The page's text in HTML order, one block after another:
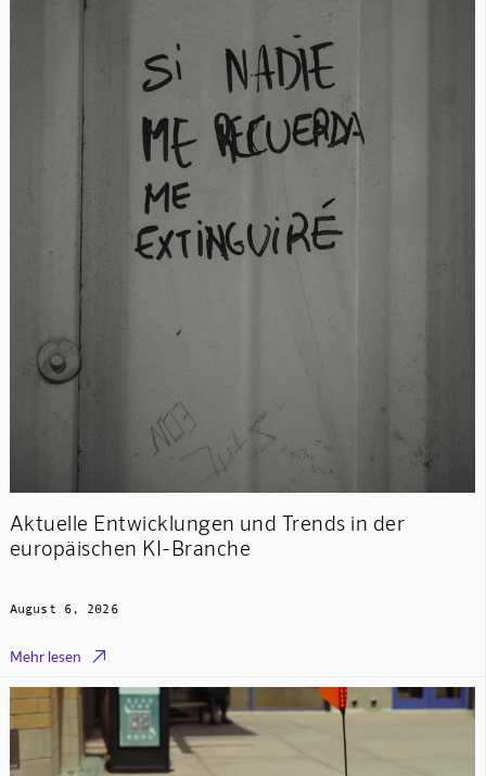
Aktuelle Entwicklungen und Trends in der
europäischen KI-Branche
August 6, 2026
Mehr lesen 